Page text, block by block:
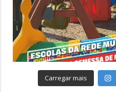
Carregar mais